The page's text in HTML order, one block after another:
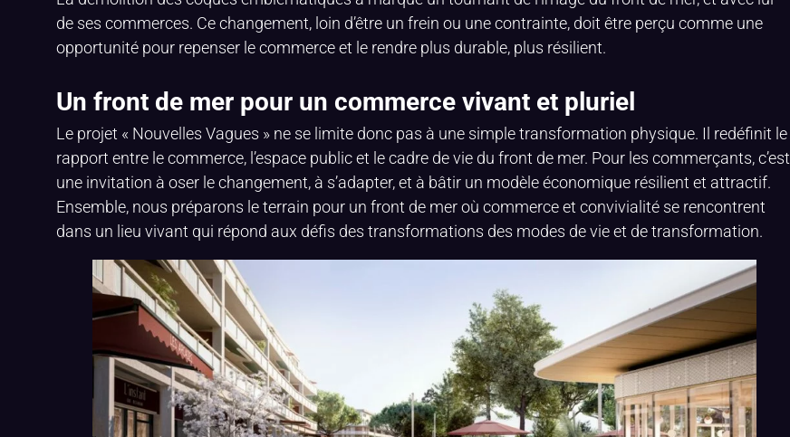
de ses commerces. Ce changement, loin d’être un frein ou une contrainte, doit être perçu comme une
opportunité pour repenser le commerce et le rendre plus durable, plus résilient.
Un front de mer pour un commerce vivant et pluriel
Le projet « Nouvelles Vagues » ne se limite donc pas à une simple transformation physique. Il redéfinit le
rapport entre le commerce, l’espace public et le cadre de vie du front de mer. Pour les commerçants, c’est
une invitation à oser le changement, à s’adapter, et à bâtir un modèle économique résilient et attractif.
Ensemble, nous préparons le terrain pour un front de mer où commerce et convivialité se rencontrent
dans un lieu vivant qui répond aux défis des transformations des modes de vie et de transformation.